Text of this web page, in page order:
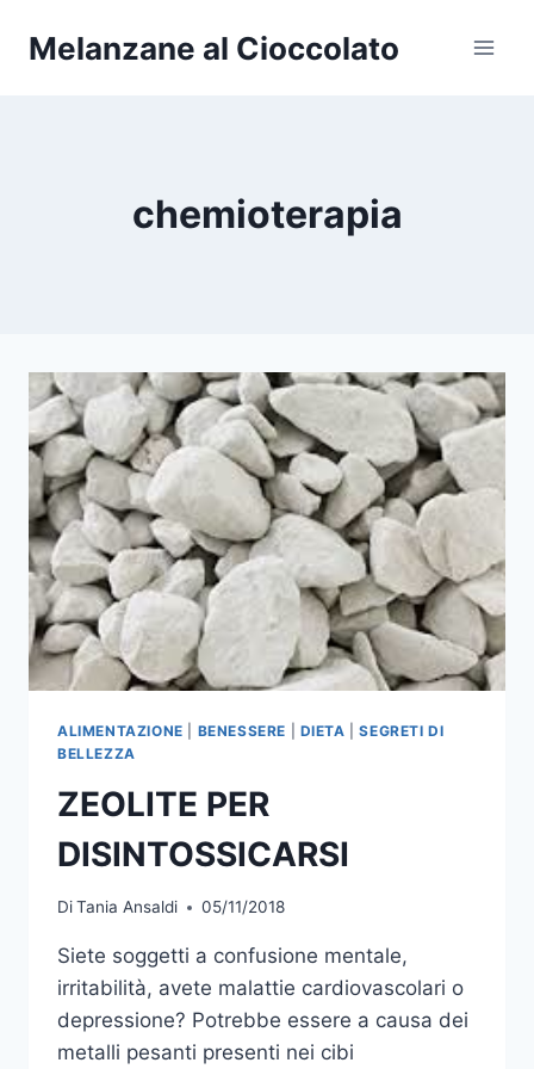
Melanzane al Cioccolato
chemioterapia
ALIMENTAZIONE BENESSERE DIETA |SEGRETI DI
BELLEZZA
ZEOLITE PER
DISINTOSSICARSI
DiTania Ansaldi 05/11/2018
Siete soggetti a confusione mentale,
irritabilità, avete malattie cardiovascolari o
depressione? Potrebbe essere a causa dei
metalli pesanti presenti nei cibi